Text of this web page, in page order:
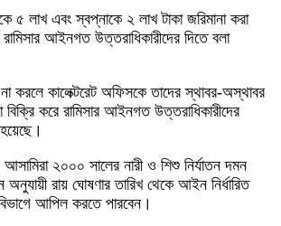
৫ লাখ এবং স্বপ্নাকে ২ লাখ টাকা জরিমানা করা
আইনগত উত্তরাধিকারীদের দিতে বলা
করলে কালেক্টরেট অফিসকে তাদের স্থাবর-অস্থাবর
করে রামিসার আইনগত উত্তরাধিকারীদের
২০০০ সালের নারী ও শিশু নির্যাতন দমন
রায় ঘোষণার তারিখ থেকে আইন নির্ধারিত
আপিল করতে পারবেন।